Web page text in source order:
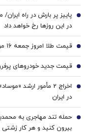
پاییز پر بارش در راه
در این روزها رخ خواهد داد
6
قیمت طلا امروز جمعه ۱۶ مرداد ۱۴۰۵/ افزایش قیمت طلا 7
قیمت جدید خودروهای 8
اخراج 2 مأمور ارشد
در ایران
9
حمله تند مهاجری به
بیرون کنید و هر کار
10